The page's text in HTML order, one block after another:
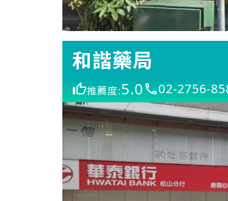
和諧藥局
推薦度:5.0 02-2756-